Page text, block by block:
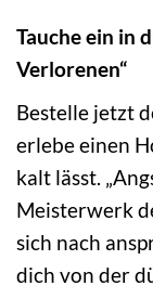
Tauche ein in
Verlorenen“
Bestelle jetzt
erlebe einen
kalt lässt.
Meisterwerk
sich nach
dich von der